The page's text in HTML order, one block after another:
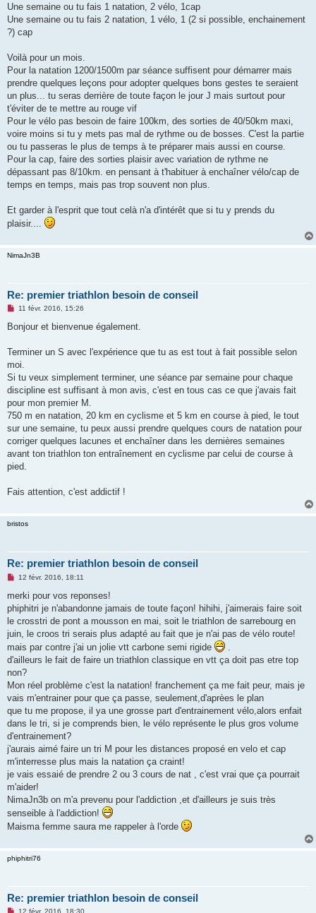
Une semaine ou tu fais 1 natation, 2 vélo, 1cap
Une semaine ou tu fais 2 natation, 1 vélo, 1 (2 si possible, enchainement
?) cap
Voilà pour un mois.
Pour la natation 1200/1500m par séance suffisent pour démarrer mais
prendre quelques leçons pour adopter quelques bons gestes te seraient
un plus... tu seras derrière de toute façon le jour J mais surtout pour
t'éviter de te mettre au rouge vif
Pour le vélo pas besoin de faire 100km, des sorties de 40/50km maxi,
voire moins si tu y mets pas mal de rythme ou de bosses. C'est la partie
ou tu passeras le plus de temps à te préparer mais aussi en course.
Pour la cap, faire des sorties plaisir avec variation de rythme ne
dépassant pas 8/10km. en pensant à t'habituer à enchaîner vélo/cap de
temps en temps, mais pas trop souvent non plus.
Et garder à l'esprit que tout celà n'a d'intérêt que si tu y prends du
plaisir....
NimaJn3B
Re: premier triathlon besoin de conseil
M
s
g
n
o
l
u
11 févr. 2016, 15:26
Bonjour et bienvenue également.
Terminer un S avec l'expérience que tu as est tout à fait possible selon
moi.
Si tu veux simplement terminer, une séance par semaine pour chaque
discipline est suffisant à mon avis, c'est en tous cas ce que j'avais fait
pour mon premier M.
750 m en natation, 20 km en cyclisme et 5 km en course à pied, le tout
sur une semaine, tu peux aussi prendre quelques cours de natation pour
corriger quelques lacunes et enchaîner dans les dernières semaines
avant ton triathlon ton entraînement en cyclisme par celui de course à
pied.
Fais attention, c'est addictif !
bristos
Re: premier triathlon besoin de conseil
M
s
a
g
n
o
n
l
u
12 févr. 2016, 18:11
merki pour vos reponses!
phiphitri je n'abandonne jamais de toute façon! hihihi, j'aimerais faire soit
le crosstri de pont a mousson en mai, soit le triathlon de sarrebourg en
juin, le croos tri serais plus adapté au fait que je n'ai pas de vélo route!
mais par contre j'ai un jolie vtt carbone semi rigide
d'ailleurs le fait de faire un triathlon classique en vtt ça doit pas etre top
non?
Mon réel problème c'est la natation! franchement ça me fait peur, mais je
vais m'entrainer pour que ça passe, seulement,d'aprèes le plan
que tu me propose, il ya une grosse part d'entrainement vélo,alors enfait
dans le tri, si je comprends bien, le vélo représente le plus gros volume
d'entrainement?
j'aurais aimé faire un tri M pour les distances proposé en velo et cap
m'interresse plus mais la natation ça craint!
je vais essaié de prendre 2 ou 3 cours de nat , c'est vrai que ça pourrait
m'aider!
NimaJn3b on m'a prevenu pour l'addiction ,et d'ailleurs je suis très
senseible à l'addiction!
Maisma femme saura me rappeler à l'orde
phiphitri76
Re: premier triathlon besoin de conseil
M12 févr. 2016, 18:30